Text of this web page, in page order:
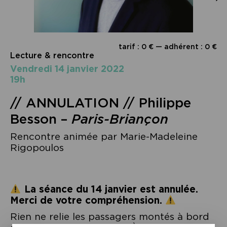
tarif : 0 € — adhérent : 0 €
Lecture & rencontre
vendredi 14 janvier 2022
19h
// ANNULATION // Philippe
Besson – Paris-Briançon
Rencontre animée par Marie-Madeleine
Rigopoulos
La séance du 14 janvier est annulée.
Merci de votre compréhension.
Rien ne relie les passagers montés à bord